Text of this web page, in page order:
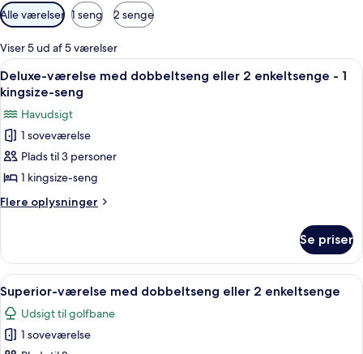
Tilgængelige
filtre
for
værelser
Alle værelser 1 seng 2 senge
Viser 5 ud af 5 værelser
Indlæs
alle
billeder
af
Deluxe-
værelse
med
dobbeltseng
enkeltsenge
1
kingsize-
seng
Deluxe-værelse med dobbeltseng
5
Deluxe-værelse med dobbeltseng eller 2 enkeltsenge - 1
kingsize-seng
Havudsigt
1 soveværelse
Plads til 3 personer
1 kingsize-seng
Flere oplysninger
Flere
værelse
med
dobbeltseng
eller
2
enkeltsenge
Se priser
Indlæs
alle
billeder
af
Premium-sengetøj, skrivebord,
3
Superior-værelse med dobbeltseng eller 2 enkeltsenge
Udsigt til golfbane
1 soveværelse